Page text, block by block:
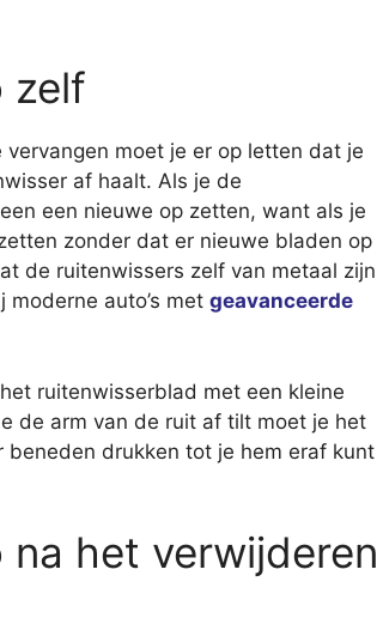
zelf
moet je er op letten dat je
af haalt. Als je de
een nieuwe op zetten, want als je
zonder dat er nieuwe bladen op
de ruitenwissers zelf van metaal zijn
auto’s met geavanceerde
ruitenwisserblad met een kleine
de arm van de ruit af tilt moet je het
beneden drukken tot je hem eraf kunt
het verwijderen